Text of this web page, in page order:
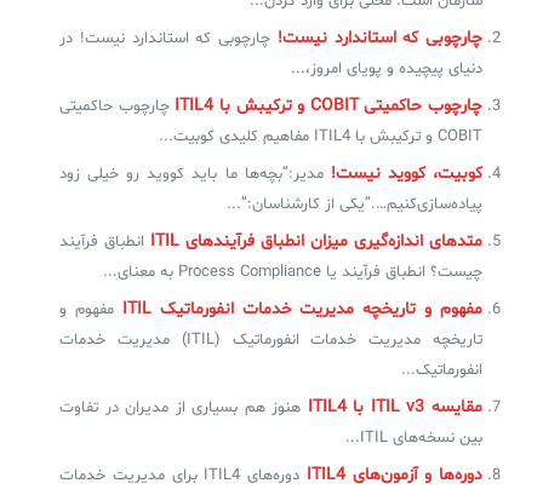
چارچوبی که استاندارد نیست! چارچوبی که استاندارد نیست! در
دنیای پیچیده و پویای امروز،...
چارچوب حاکمیتی COBIT و ترکیبش با ITIL4
چارچوب حاکمیتی
COBIT و ترکیبش با ITIL4 مفاهیم کلیدی کوبیت...
کوبیت، کووید نیست! مدیر:”بچه‌ها ما باید کووید رو خیلی زود
پیاده‌سازی‌کنیم….”یکی از کارشناسان:”...
متدهای اندازه‌گیری میزان انطباق فرآیندهای ITIL
انطباق فرآیند
چیست؟ انطباق فرآیند یا Process Compliance به معنای...
مفهوم و تاریخچه مدیریت خدمات انفورماتیک ITIL
مفهوم و
تاریخچه مدیریت خدمات انفورماتیک (ITIL) مدیریت خدمات
انفورماتیک...
مقایسه ITIL v3 با ITIL4
هنوز هم بسیاری از مدیران در تفاوت
بین نسخه‌های ITIL...
دوره‌ها و آزمون‌های ITIL4
دوره‌های ITIL4 برای مدیریت خدمات